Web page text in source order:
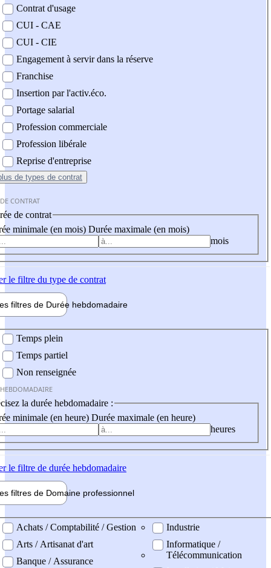
Contrat d'usage
CUI - CAE
CUI - CIE
Engagement à servir dans la réserve
Franchise
Insertion par l'activ.éco.
Portage salarial
Profession commerciale
Profession libérale
Reprise d'entreprise
de types de contrat
CONTRAT
de contrat
minimale (en mois) Durée maximale (en mois)
mois
le filtre du type de contrat
filtres de Durée hebdomadaire
Temps plein
Temps partiel
Non renseignée
la durée hebdomadaire :
minimale (en heure) Durée maximale (en heure)
heures
le filtre de durée hebdomadaire
filtres de Domaine professionnel
professionel
Achats / Comptabilité / Gestion
Arts / Artisanat d'art
Banque / Assurance
Industrie
Informatique /
Télécommunication